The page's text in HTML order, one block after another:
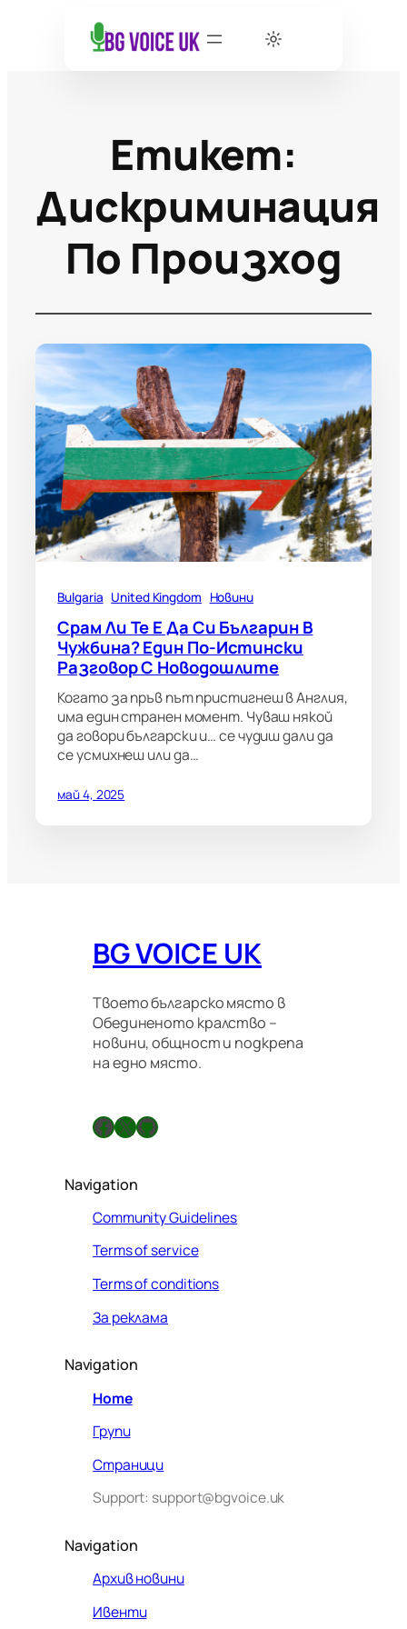
Етикет:
Дискриминация
По Произход
Bulgaria United Kingdom Новини
Срам Ли Те Е Да Си Българин В
Чужбина? Един По-Истински
Разговор С Новодошлите
Когато за пръв път пристигнеш в Англия,
има един странен момент. Чуваш някой
да говори български и… се чудиш дали да
се усмихнеш или да…
май 4, 2025
BG VOICE UK
Твоето българско място в
Обединеното кралство –
новини, общност и подкрепа
на едно място.
Facebook X GitHub
Navigation
Community Guidelines
Terms of service
Terms of conditions
За реклама
Navigation
Home
Групи
Страници
Support: support@bgvoice.uk
Navigation
Архив новини
Ивенти